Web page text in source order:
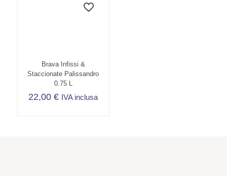
Brava Infissi &
Staccionate Palissandro
0.75 L
22,00€ IVA inclusa